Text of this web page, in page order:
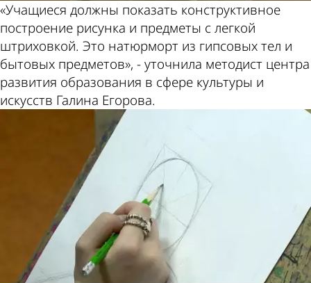
«Учащиеся должны показать конструктивное
построение рисунка и предметы с легкой
штриховкой. Это натюрморт из гипсовых тел и
бытовых предметов», - уточнила методист центра
развития образования в сфере культуры и
искусств Галина Егорова.